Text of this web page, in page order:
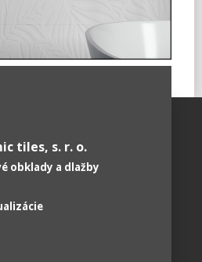
tiles, s. r. o.
obklady a dlažby